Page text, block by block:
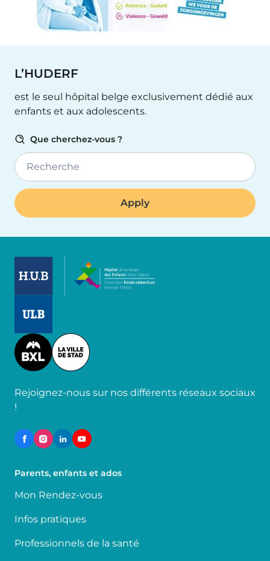
L’HUDERF
est le seul hôpital belge exclusivement dédié aux
enfants et aux adolescents.
Que cherchez-vous ?
Recherche
Image
Rejoignez-nous sur nos différents réseaux sociaux
!
Parents, enfants et ados
Mon Rendez-vous
Infos pratiques
Professionnels de la santé